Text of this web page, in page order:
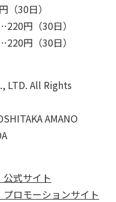
30日）
円（30日）
円（30日）
LTD. All Rights
AMANO
公式サイト
プロモーションサイト